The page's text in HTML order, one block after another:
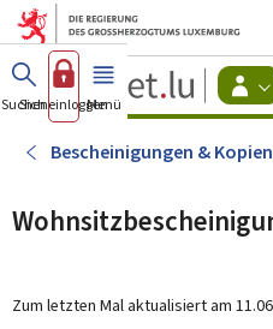
ZumZum
-
Suchen
Sich einloggen
Menü Haupt-
Bescheinigungen &
Zum letzten Mal aktualisiert am